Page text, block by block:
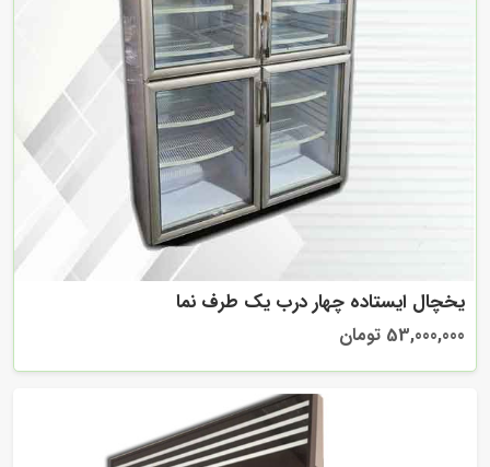
یخچال ایستاده چهار درب یک طرف نما
53,000,000 تومان